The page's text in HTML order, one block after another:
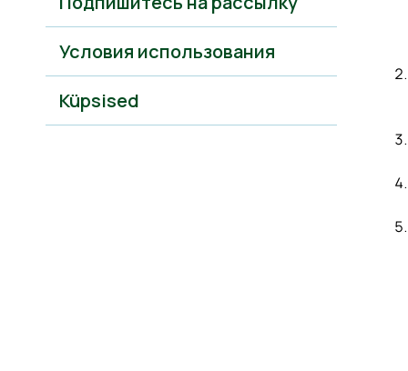
Условия использования
Küpsised